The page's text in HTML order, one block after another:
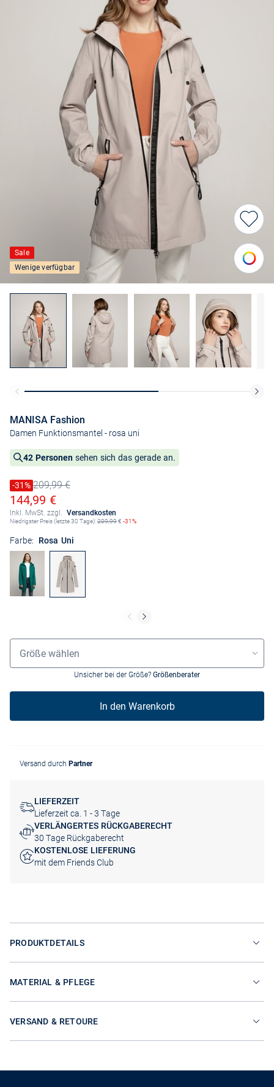
Sale
Wenige verfügbar
MANISA Fashion
Damen Funktionsmantel - rosa uni
42 Personen sehen sich das gerade an.
Preis reduziert um
-31%
Alter Preis209,99 €
Ermäßigter Preis
144,99 €
Inkl. MwSt. zzgl. Versandkosten
Niedrigster Preis (letzte 30 Tage):209,99€ -31%
Farbe: Rosa Uni
Grössenauswahl
Größe wählen
Unsicher bei der Größe? Größenberater
In den Warenkorb
Versand durch Partner
LIEFERZEIT
Lieferzeit ca. 1 - 3 Tage
VERLÄNGERTES RÜCKGABERECHT
30 Tage Rückgaberecht
KOSTENLOSE LIEFERUNG
mit dem Friends Club
PRODUKTDETAILS
MATERIAL & PFLEGE
VERSAND & RETOURE